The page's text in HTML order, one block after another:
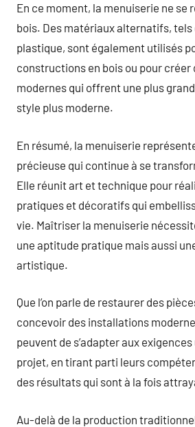
En ce moment, la menuiserie ne se
bois. Des matériaux alternatifs, tels
plastique, sont également utilisés
constructions en bois ou pour créer
modernes qui offrent une plus
style plus moderne.
En résumé, la menuiserie
précieuse qui continue à se
Elle réunit art et technique pour
pratiques et décoratifs qui
vie. Maîtriser la menuiserie
une aptitude pratique mais aussi
artistique.
Que l’on parle de restaurer des
concevoir des installations
peuvent de s’adapter aux
projet, en tirant parti leurs
des résultats qui sont à la fois
Au-delà de la production